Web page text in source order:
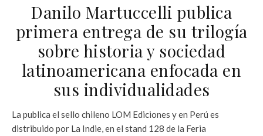
Danilo Martuccelli publica
primera entrega de su trilogía
sobre historia y sociedad
latinoamericana enfocada en
sus individualidades
La publica el sello chileno LOM Ediciones y en Perú es
distribuido por La Indie, en el stand 128 de la Feria